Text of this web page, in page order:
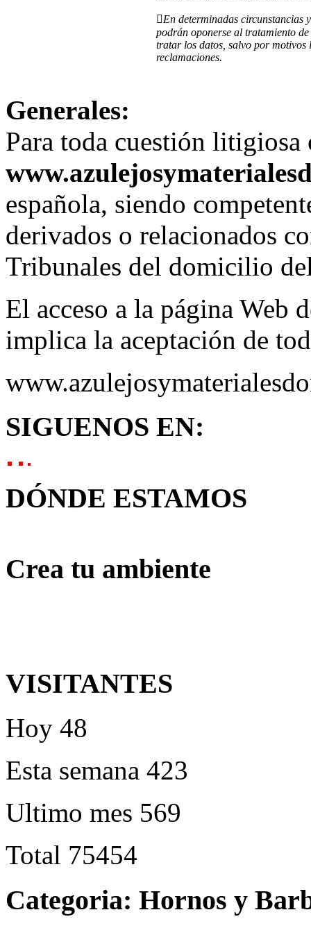
En determinadas circunstancias
podrán oponerse al tratamiento
tratar los datos, salvo por motivos
reclamaciones.
Generales:
Para toda cuestión litigiosa
española, siendo
derivados o relacionados
Tribunales del domicilio
El acceso a la página Web
implica la aceptación de
SIGUENOS EN:
DÓNDE ESTAMOS
Crea tu ambiente
VISITANTES
Hoy 48
Esta semana 423
Ultimo mes 569
Total 75454
Categoria: Hornos y